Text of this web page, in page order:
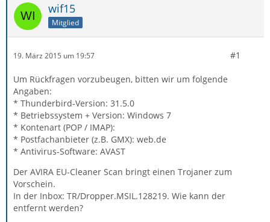
wif15
Mitglied
19. März 2015 um 19:57 #1
Um Rückfragen vorzubeugen, bitten wir um folgende
Angaben:
* Thunderbird-Version: 31.5.0
* Betriebssystem + Version: Windows 7
* Kontenart (POP / IMAP):
* Postfachanbieter (z.B. GMX): web.de
* Antivirus-Software: AVAST
Der AVIRA EU-Cleaner Scan bringt einen Trojaner zum
Vorschein.
In der Inbox: TR/Dropper.MSIL.128219. Wie kann der
entfernt werden?